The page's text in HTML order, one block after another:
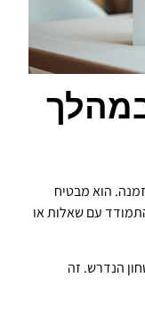
הוא מבטיח
עם שאלות או
הנדרש. זה